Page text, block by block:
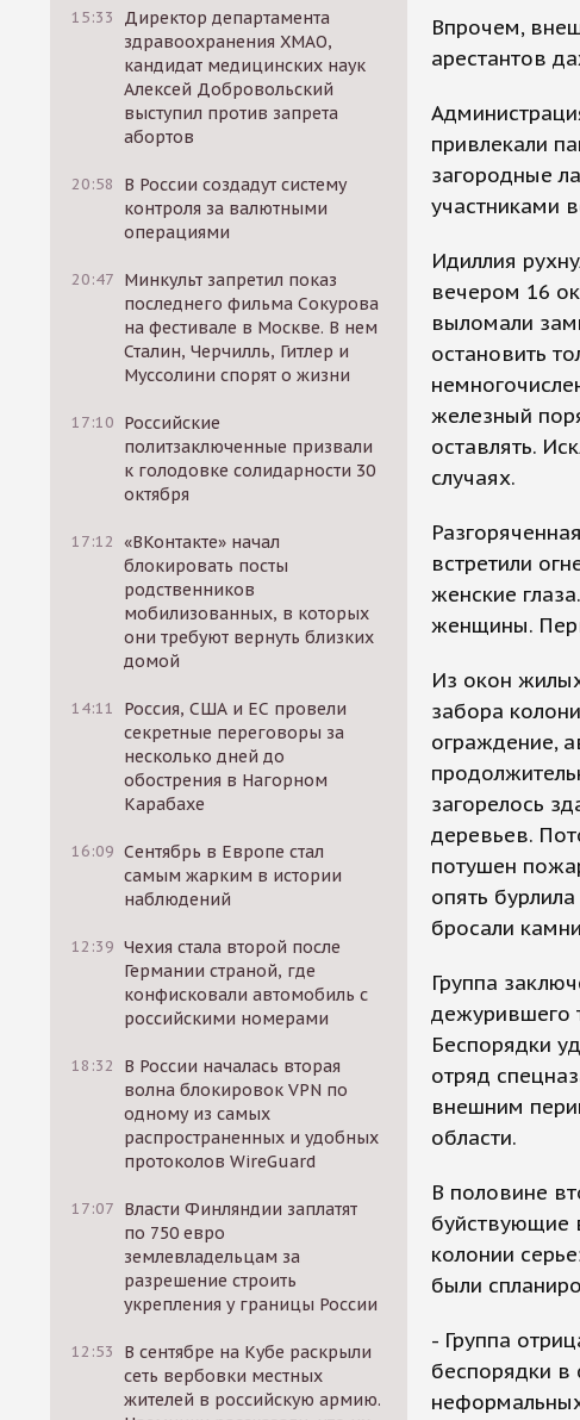
15:33
Директор департамента
здравоохранения ХМАО,
кандидат медицинских наук
Алексей Добровольский
выступил против запрета
абортов
20:58
В России создадут систему
контроля за валютными
операциями
20:47 Минкульт запретил показ
последнего фильма Сокурова
на фестивале в Москве. В нем
Сталин, Черчилль, Гитлер и
Муссолини спорят о жизни
17:10 Российские
политзаключенные призвали
к голодовке солидарности 30
октября
17:12 «ВКонтакте» начал
блокировать посты
родственников
мобилизованных, в которых
они требуют вернуть близких
домой
14:11
Россия, США и ЕС провели
секретные переговоры за
несколько дней до
обострения в Нагорном
Карабахе
16:09 Сентябрь в Европе стал
самым жарким в истории
наблюдений
12:39 Чехия стала второй после
Германии страной, где
конфисковали автомобиль с
российскими номерами
18:32
В России началась вторая
волна блокировок VPN по
одному из самых
распространенных и удобных
протоколов WireGuard
17:07 Власти Финляндии заплатят
по 750 евро
землевладельцам за
разрешение строить
укрепления у границы России
12:53
В сентябре на Кубе раскрыли
сеть вербовки местных
жителей в российскую армию.
Впрочем,
арестантов
привлекали
загородные
участниками
Идиллия
вечером 16
выломали
остановить
железный
оставлять.
случаях.
встретили
женские
женщины.
Из окон
забора
ограждение,
загорелось
деревьев.
потушен
опять
бросали
Группа
дежурившего
Беспорядки
отряд
внешним
области.
В половине
буйствующие
колонии
были
- Группа
беспорядки